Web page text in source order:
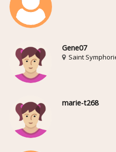
Gene07
Saint
marie-t268